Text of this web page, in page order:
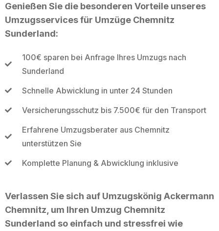
Genießen Sie die besonderen Vorteile unseres
Umzugsservices für Umzüge Chemnitz
Sunderland:
100€ sparen bei Anfrage Ihres Umzugs nach
Sunderland
Schnelle Abwicklung in unter 24 Stunden
Versicherungsschutz bis 7.500€ für den Transport
Erfahrene Umzugsberater aus Chemnitz
unterstützen Sie
Komplette Planung & Abwicklung inklusive
Verlassen Sie sich auf Umzugskönig Ackermann
Chemnitz, um Ihren Umzug Chemnitz
Sunderland so einfach und stressfrei wie